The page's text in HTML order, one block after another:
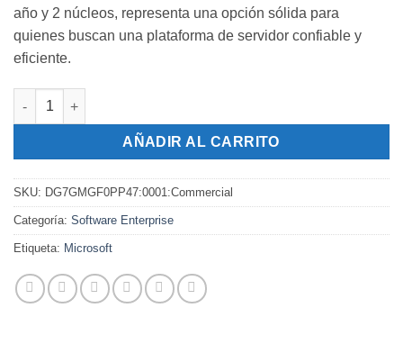
año y 2 núcleos, representa una opción sólida para
quienes buscan una plataforma de servidor confiable y
eficiente.
System Center 2025 Standard - 2 Core License Pack 1 Year
AÑADIR AL CARRITO
SKU: DG7GMGF0PP47:0001:Commercial
Categoría: Software Enterprise
Etiqueta: Microsoft